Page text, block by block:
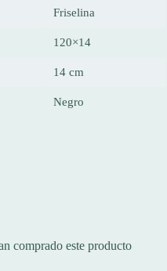
Friselina
120×14
14 cm
Negro
comprado este producto